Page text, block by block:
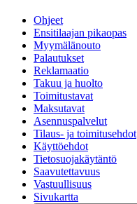
Ohjeet
Ensitilaajan pikaopas
Myymälänouto
Palautukset
Reklamaatio
Takuu ja huolto
Toimitustavat
Maksutavat
Asennuspalvelut
Tilaus- ja toimitusehdot
Käyttöehdot
Tietosuojakäytäntö
Saavutettavuus
Vastuullisuus
Sivukartta